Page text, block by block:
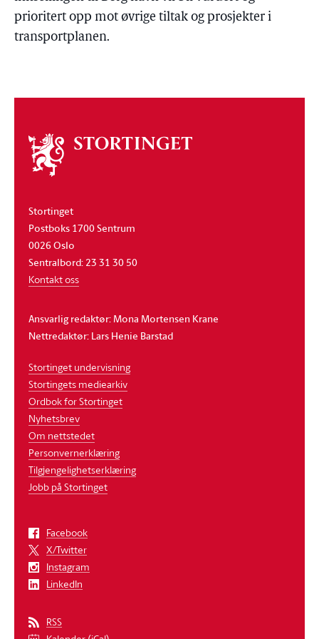
prioritert opp mot øvrige tiltak og prosjekter i
transportplanen.
Om
stortinget
Stortinget
Postboks 1700 Sentrum
0026 Oslo
Sentralbord: 23 31 30 50
Kontakt oss
Ansvarlig redaktør: Mona Mortensen Krane
Nettredaktør: Lars Henie Barstad
Stortinget undervisning
Stortingets mediearkiv
Ordbok for Stortinget
Nyhetsbrev
Om nettstedet
Personvernerklæring
Tilgjengelighetserklæring
Jobb på Stortinget
Facebook
X/Twitter
Instagram
LinkedIn
RSS